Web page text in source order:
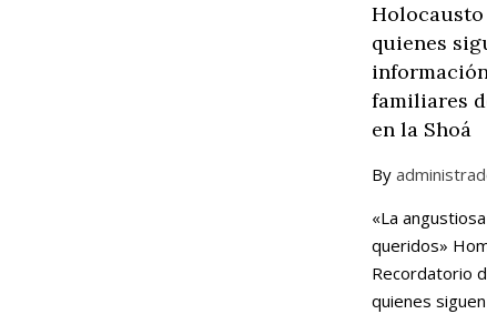
quienes
familiares
en la Shoá
By
«La
queridos»
Recordatorio
quienes